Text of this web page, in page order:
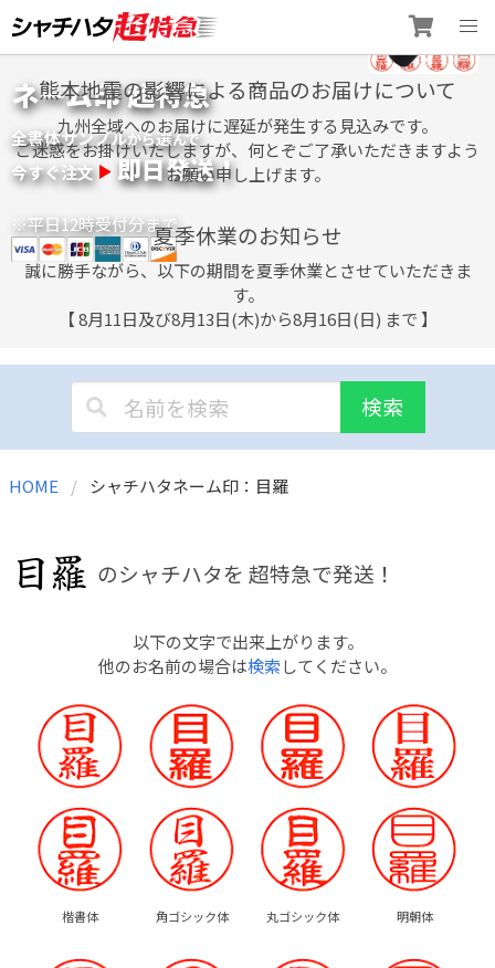
to
content
ネーム印 超特急
全書体サンプルから選んで
今すぐ注文 即日発送！
※平日12時受付分まで
熊本地震の影響による商品のお届けについて
九州全域へのお届けに遅延が発生する見込みです。
ご迷惑をお掛けいたしますが、何とぞご了承いただきますよう
お願い申し上げます。
夏季休業のお知らせ
誠に勝手ながら、以下の期間を夏季休業とさせていただきま
す。
【 8月11日及び8月13日(木)から8月16日(日) まで 】
検索
HOME シャチハタネーム印：目羅
のシャチハタを 超特急で発送！
以下の文字で出来上がります。
他のお名前の場合は検索してください。
楷書体 角ゴシック体 丸ゴシック体 明朝体